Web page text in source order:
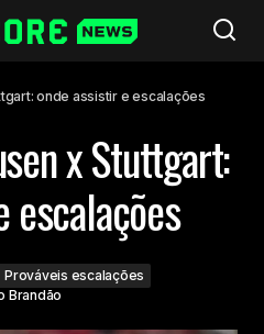
onde assistir e escalações
x Stuttgart:
escalações
Prováveis escalações
Brandão